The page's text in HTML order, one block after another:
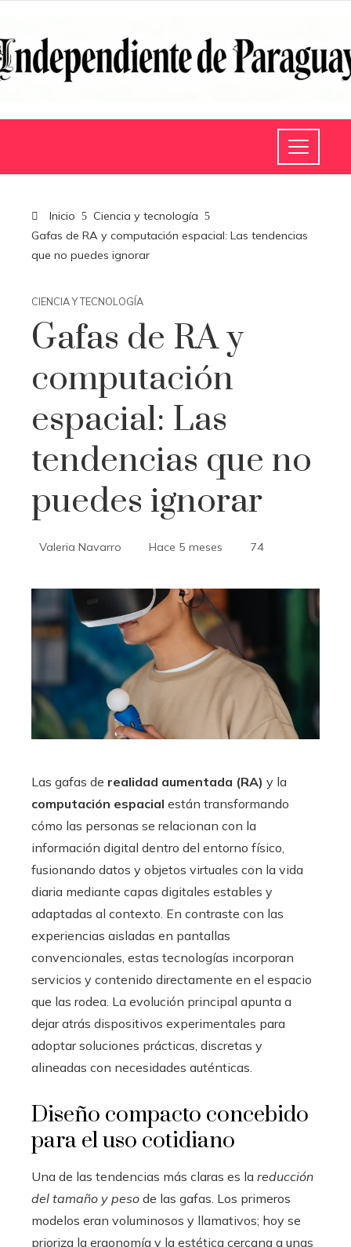
Inicio
Ciencia y tecnología
Gafas de RA y computación espacial: Las tendencias
que no puedes ignorar
CIENCIA Y TECNOLOGÍA
Gafas de RA y
computación
espacial: Las
tendencias que no
puedes ignorar
Valeria Navarro Hace 5 meses 74
Las gafas de realidad aumentada (RA) y la
computación espacial están transformando
cómo las personas se relacionan con la
información digital dentro del entorno físico,
fusionando datos y objetos virtuales con la vida
diaria mediante capas digitales estables y
adaptadas al contexto. En contraste con las
experiencias aisladas en pantallas
convencionales, estas tecnologías incorporan
servicios y contenido directamente en el espacio
que las rodea. La evolución principal apunta a
dejar atrás dispositivos experimentales para
adoptar soluciones prácticas, discretas y
alineadas con necesidades auténticas.
Diseño compacto concebido
para el uso cotidiano
Una de las tendencias más claras es la reducción
del tamaño y peso de las gafas. Los primeros
modelos eran voluminosos y llamativos; hoy se
prioriza la ergonomía y la estética cercana a unas